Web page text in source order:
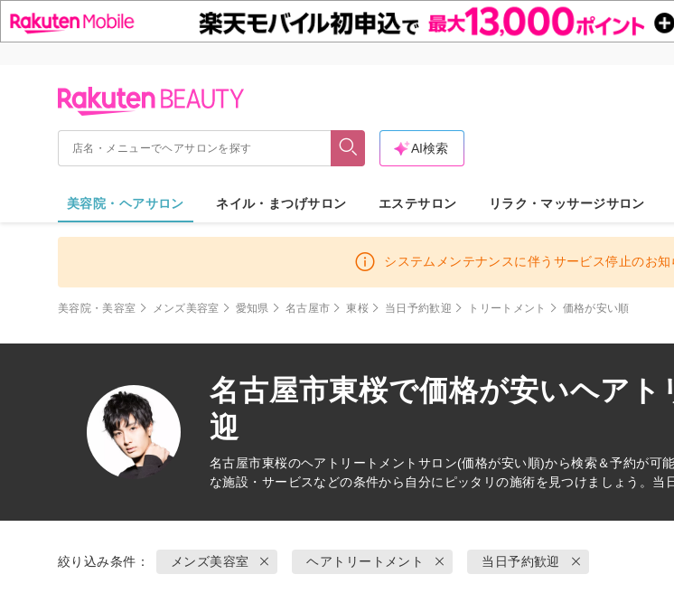
AI検索
美容院・ヘアサロン ネイル・まつげサロン エステサロン リラク・マッサージサロン
システムメンテナンスに伴うサービス停止のお
美容院・美容室 メンズ美容室 愛知県 名古屋市 東桜 当日予約歓迎 トリートメント 価格が安い順
名古屋市東桜で価格が安いヘア
迎
名古屋市東桜のヘアトリートメント サロン(価格が安い順)から検索＆予約が可
な施設・サービスなどの条件から自分にピッタリの施術を見つけましょう。当
絞り込み条件： メンズ美容室 ヘアトリートメント 当日予約歓迎